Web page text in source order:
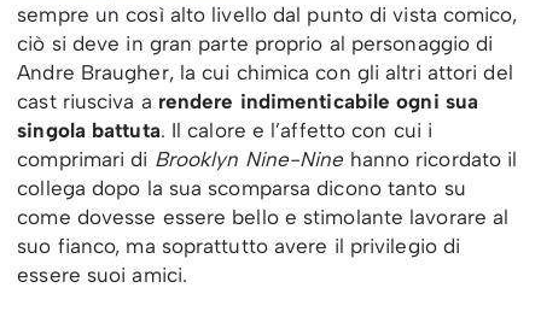
sempre un così alto livello dal punto di vista comico,
ciò si deve in gran parte proprio al personaggio di
Andre Braugher, la cui chimica con gli altri attori del
cast riusciva a rendere indimenticabile ogni sua
singola battuta. Il calore e l’affetto con cui i
comprimari di Brooklyn Nine-Nine hanno ricordato il
collega dopo la sua scomparsa dicono tanto su
come dovesse essere bello e stimolante lavorare al
suo fianco, ma soprattutto avere il privilegio di
essere suoi amici.